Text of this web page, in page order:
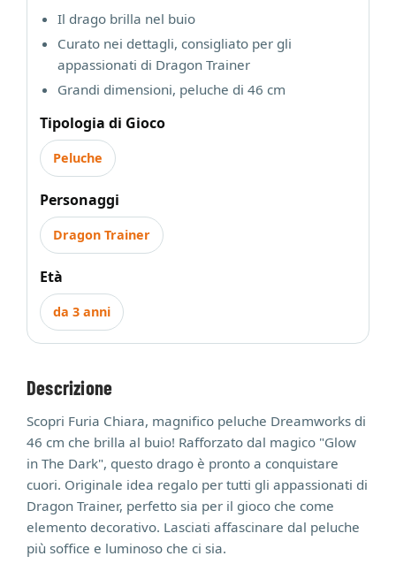
Il drago brilla nel buio
Curato nei dettagli, consigliato per gli
appassionati di Dragon Trainer
Grandi dimensioni, peluche di 46 cm
Tipologia di Gioco
Peluche
Personaggi
Dragon Trainer
Età
da 3 anni
Descrizione
Scopri Furia Chiara, magnifico peluche Dreamworks di
46 cm che brilla al buio! Rafforzato dal magico "Glow
in The Dark", questo drago è pronto a conquistare
cuori. Originale idea regalo per tutti gli appassionati di
Dragon Trainer, perfetto sia per il gioco che come
elemento decorativo. Lasciati affascinare dal peluche
più soffice e luminoso che ci sia.